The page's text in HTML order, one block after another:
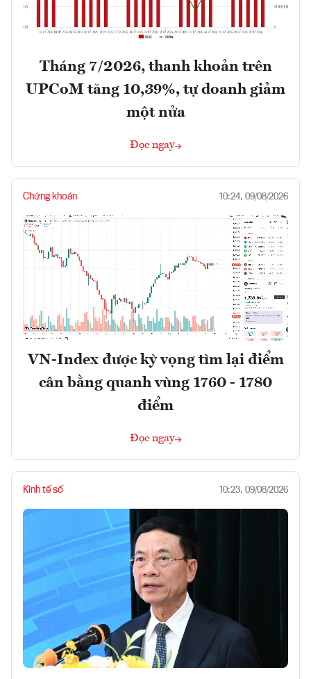
Tháng 7/2026, thanh khoản trên
UPCoM tăng 10,39%, tự doanh giảm
một nửa
Đọc ngay
Chứng khoán 10:24, 09/08/2026
VN-Index được kỳ vọng tìm lại điểm
cân bằng quanh vùng 1760 - 1780
điểm
Đọc ngay
Kinh tế số 10:23, 09/08/2026